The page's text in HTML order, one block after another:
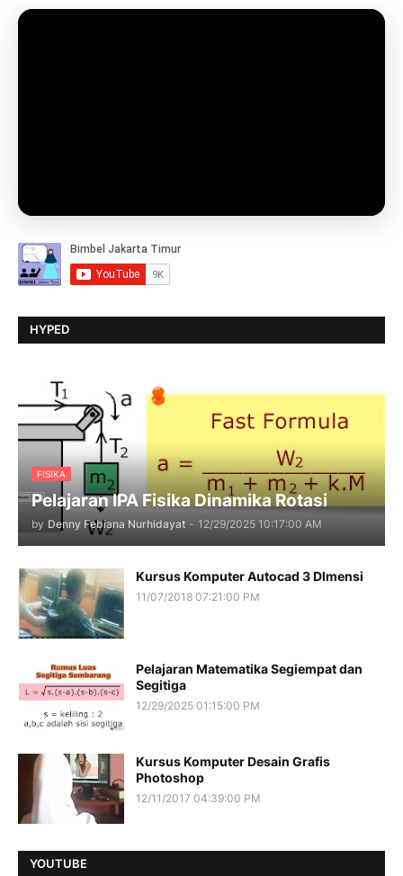
HYPED
FISIKA
Pelajaran IPA Fisika Dinamika Rotasi
by Denny Febiana Nurhidayat - 12/29/2025 10:17:00 AM
Kursus Komputer Autocad 3 DImensi
11/07/2018 07:21:00 PM
Pelajaran Matematika Segiempat dan
Segitiga
12/29/2025 01:15:00 PM
Kursus Komputer Desain Grafis
Photoshop
12/11/2017 04:39:00 PM
YOUTUBE